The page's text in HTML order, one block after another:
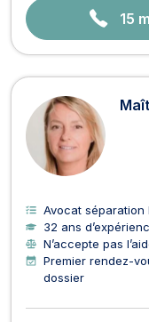
15
Avocat séparation
32 ans
N’accepte pas
Premier rendez-
dossier